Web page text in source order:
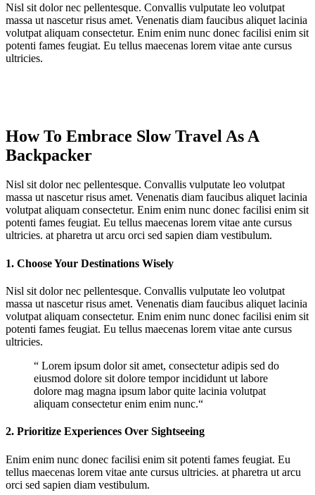
Nisl sit dolor nec pellentesque. Convallis vulputate leo volutpat
massa ut nascetur risus amet. Venenatis diam faucibus aliquet lacinia
volutpat aliquam consectetur. Enim enim nunc donec facilisi enim sit
potenti fames feugiat. Eu tellus maecenas lorem vitae ante cursus
ultricies.
How To Embrace Slow Travel As A
Backpacker
Nisl sit dolor nec pellentesque. Convallis vulputate leo volutpat
massa ut nascetur risus amet. Venenatis diam faucibus aliquet lacinia
volutpat aliquam consectetur. Enim enim nunc donec facilisi enim sit
potenti fames feugiat. Eu tellus maecenas lorem vitae ante cursus
ultricies. at pharetra ut arcu orci sed sapien diam vestibulum.
1. Choose Your Destinations Wisely
Nisl sit dolor nec pellentesque. Convallis vulputate leo volutpat
massa ut nascetur risus amet. Venenatis diam faucibus aliquet lacinia
volutpat aliquam consectetur. Enim enim nunc donec facilisi enim sit
potenti fames feugiat. Eu tellus maecenas lorem vitae ante cursus
ultricies.
“ Lorem ipsum dolor sit amet, consectetur adipis sed do
eiusmod dolore sit dolore tempor incididunt ut labore
dolore mag magna ipsum labor quite lacinia volutpat
aliquam consectetur enim enim nunc.“
2. Prioritize Experiences Over Sightseeing
Enim enim nunc donec facilisi enim sit potenti fames feugiat. Eu
tellus maecenas lorem vitae ante cursus ultricies. at pharetra ut arcu
orci sed sapien diam vestibulum.